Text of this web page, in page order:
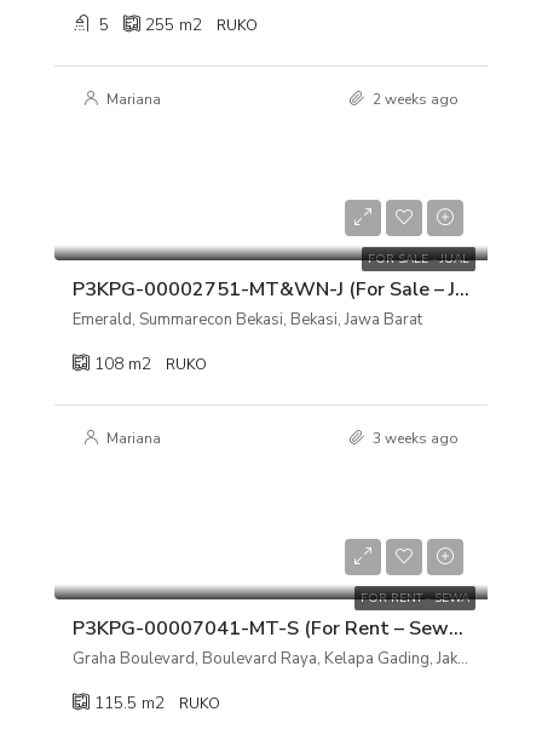
5 255 m2 RUKO
Mariana 2 weeks ago
FOR SALE - JUAL
P3KPG-00002751-MT&WN-J (For Sale – Jual) Ruko Emerald, Summarecon Bekasi, Bekasi, Jawa Barat
Emerald, Summarecon Bekasi, Bekasi, Jawa Barat
108 m2 RUKO
Mariana 3 weeks ago
FOR RENT - SEWA
P3KPG-00007041-MT-S (For Rent – Sewa) Ruko Graha Boulevard, Boulevard Raya, Kelapa Gading, Jakarta Utara
Graha Boulevard, Boulevard Raya, Kelapa Gading, Jakarta Utara
115.5 m2 RUKO